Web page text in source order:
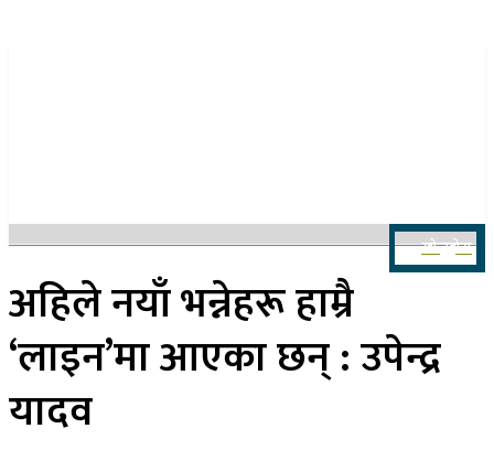
खोज्नुहोस
अहिले नयाँ भन्नेहरू हाम्रै
‘लाइन’मा आएका छन् : उपेन्द्र
यादव